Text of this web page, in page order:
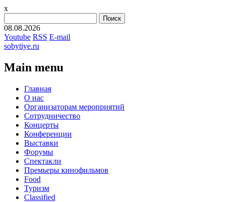
x
08.08.2026
Youtube RSS E-mail
sobytiye.ru
Main menu
Skip
content
Главная
О нас
Организаторам мероприятий
Сотрудничество
Концерты
Конференции
Выставки
Форумы
Спектакли
Премьеры кинофильмов
Food
Туризм
Сlassified